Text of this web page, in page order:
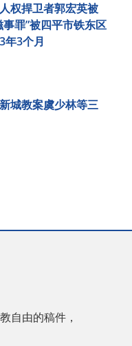
权捍卫者郭宏英被
事罪”被四平市铁东区
年3个月
城教案虞少林等三
自由的稿件，